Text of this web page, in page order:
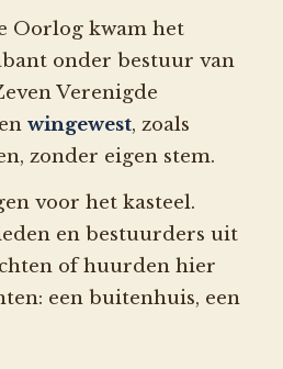
Oorlog kwam het
onder bestuur van
Verenigde
wingewest, zoals
zonder eigen stem.
voor het kasteel.
en bestuurders uit
of huurden hier
een buitenhuis, een